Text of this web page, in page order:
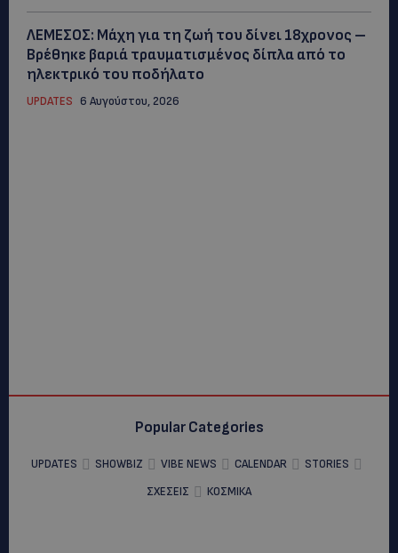
ΛΕΜΕΣΟΣ: Μάχη για τη ζωή του δίνει 18χρονος –
Βρέθηκε βαριά τραυματισμένος δίπλα από το
ηλεκτρικό του ποδήλατο
UPDATES 6 Αυγούστου, 2026
Popular Categories
UPDATES SHOWBIZ VIBE NEWS CALENDAR
STORIES
ΣΧΕΣΕΙΣ
ΚΟΣΜΙΚΑ